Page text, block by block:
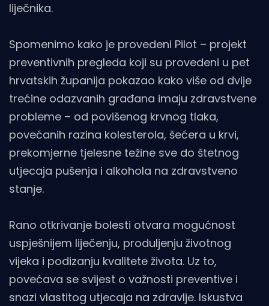
liječnika.
Spomenimo kako je provedeni Pilot – projekt
preventivnih pregleda koji su provedeni u pet
hrvatskih županija pokazao kako više od dvije
trećine odazvanih građana imaju zdravstvene
probleme – od povišenog krvnog tlaka,
povećanih razina kolesterola, šećera u krvi,
prekomjerne tjelesne težine sve do štetnog
utjecaja pušenja i alkohola na zdravstveno
stanje.
Rano otkrivanje bolesti otvara mogućnost
uspješnijem liječenju, produljenju životnog
vijeka i podizanju kvalitete života. Uz to,
povećava se svijest o važnosti preventive i
snazi vlastitog utjecaja na zdravlje. Iskustva